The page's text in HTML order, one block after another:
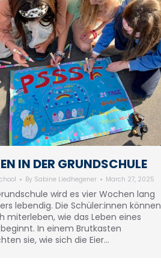
IN DER GRUNDSCHULE
By Sabine Liedhegener March 27, 2025
wird es vier Wochen lang
lebendig. Die Schüler:innen können
miterleben, wie das Leben eines
In einem Brutkasten
sie, wie sich die Eier…